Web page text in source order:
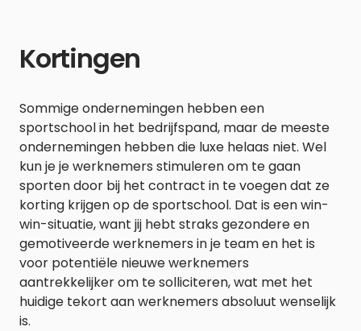
Kortingen
Sommige ondernemingen hebben een
sportschool in het bedrijfspand, maar de meeste
ondernemingen hebben die luxe helaas niet. Wel
kun je je werknemers stimuleren om te gaan
sporten door bij het contract in te voegen dat ze
korting krijgen op de sportschool. Dat is een win-
win-situatie, want jij hebt straks gezondere en
gemotiveerde werknemers in je team en het is
voor potentiële nieuwe werknemers
aantrekkelijker om te solliciteren, wat met het
huidige tekort aan werknemers absoluut wenselijk
is.